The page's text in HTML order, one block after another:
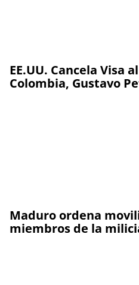
EE.UU. Cancela Visa
Colombia, Gustavo
Maduro ordena
miembros de la